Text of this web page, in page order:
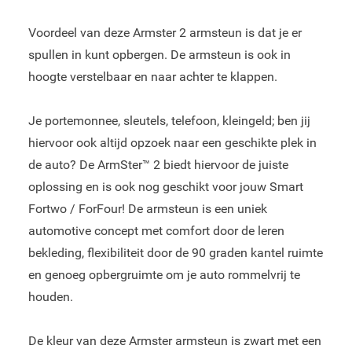
Voordeel van deze Armster 2 armsteun is dat je er
spullen in kunt opbergen. De armsteun is ook in
hoogte verstelbaar en naar achter te klappen.
Je portemonnee, sleutels, telefoon, kleingeld; ben jij
hiervoor ook altijd opzoek naar een geschikte plek in
de auto? De ArmSter™ 2 biedt hiervoor de juiste
oplossing en is ook nog geschikt voor jouw Smart
Fortwo / ForFour! De armsteun is een uniek
automotive concept met comfort door de leren
bekleding, flexibiliteit door de 90 graden kantel ruimte
en genoeg opbergruimte om je auto rommelvrij te
houden.
De kleur van deze Armster armsteun is zwart met een